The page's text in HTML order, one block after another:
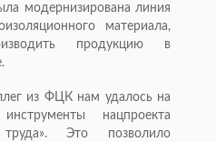
модернизирована линия
материала,
продукцию в
из ФЦК нам удалось на
нацпроекта
труда». Это позволило